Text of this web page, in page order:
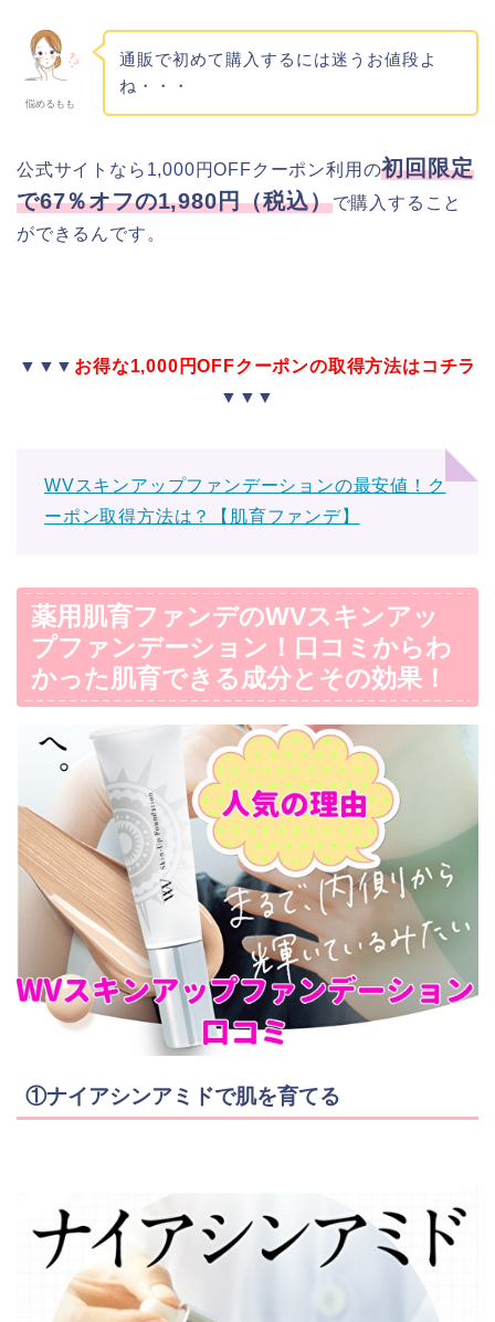
悩めるもも
通販で初めて購入するには迷うお値段よ
ね・・・
公式サイトなら1,000円OFFクーポン利用の初回限定
で67％オフの1,980円（税込）で購入すること
ができるんです。
▼▼▼ お得な1,000円OFFクーポンの取得方法はコチラ
▼▼▼
WVスキンアップファンデーションの最安値！ク
ーポン取得方法は？【肌育ファンデ】
薬用肌育ファンデのWVスキンアッ
プファンデーション！口コミからわ
かった肌育できる成分とその効果！
①ナイアシンアミドで肌を育てる